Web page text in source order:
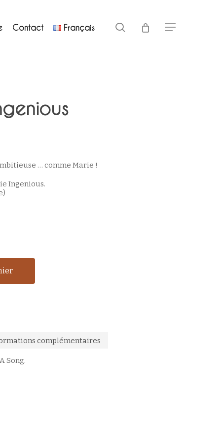
Contact Français search Menu
:
… comme Marie !
Ingenious.
complémentaires
Song.